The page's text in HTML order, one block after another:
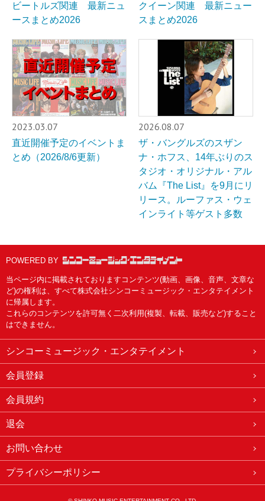
ビートルズ関連 最新ニュ
ースまとめ2026
クイーン関連 最新ニュー
スまとめ2026
2023.03.07
直近開催予定のイベントま
とめ（2026/8/6更新）
2026.08.07
ザ・バングルズのスザン
ナ・ホフス、14年ぶりのス
タジオ・オリジナル・アル
バム『The List』を9月にリ
リース。ルーファス・ウェ
インライト等ゲスト多数
POWERED BY
当ページ内に掲載されておりますコンテンツ(動画、画像、音声、文章な
ど)の権利は、すべて株式会社シンコーミュージック・エンタテイメント
に帰属します。
これらのコンテンツを許可無く二次利用(複製、転載、販売など)すること
はできません。
シンコーミュージック・エンタテイメント
会員登録
会員規約
退会
お問い合わせ
プライバシーポリシー